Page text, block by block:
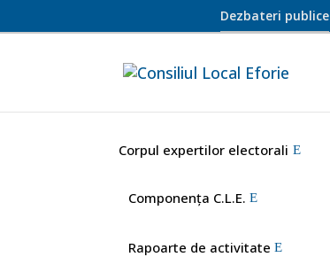
Dezbateri publice
Corpul expertilor electorali
Componența C.L.E.
Rapoarte de activitate